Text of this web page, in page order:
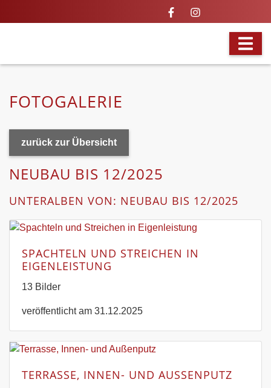
WORTE
FOTOGALERIE
zurück zur Übersicht
NEUBAU BIS 12/2025
UNTERALBEN VON: NEUBAU BIS 12/2025
SPACHTELN UND STREICHEN IN
EIGENLEISTUNG
13 Bilder
veröffentlicht am 31.12.2025
TERRASSE, INNEN- UND AUSSENPUTZ